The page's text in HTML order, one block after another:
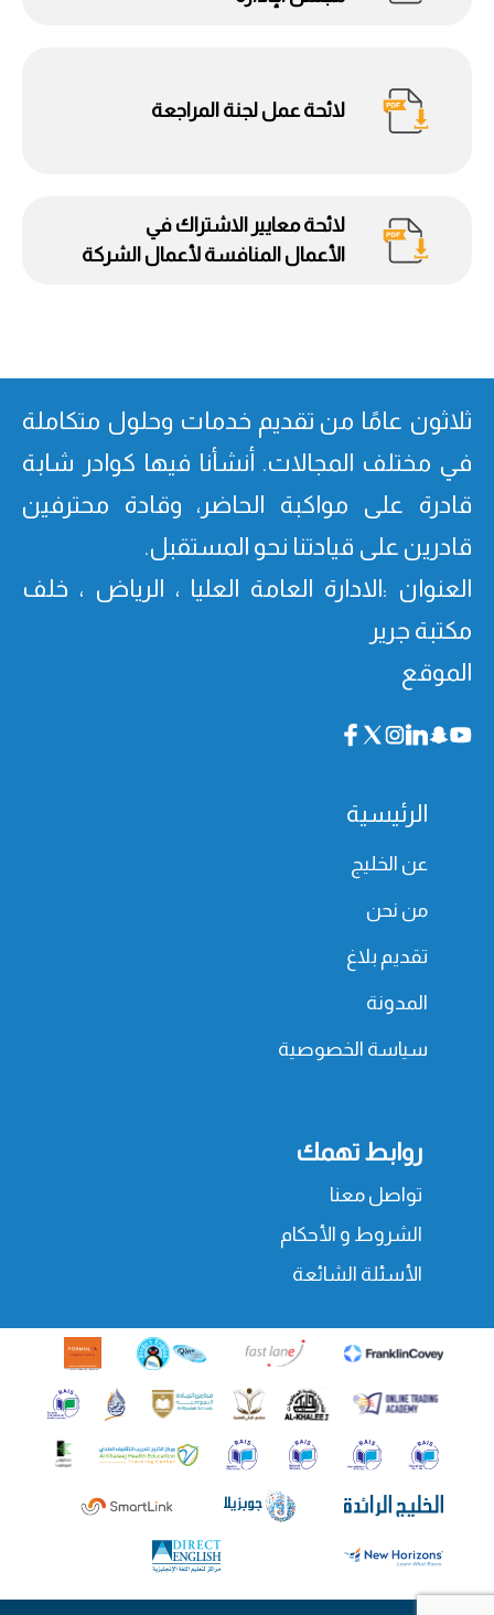
لائحة عمل لجنة المراجعة
لائحة معايير الاشتراك في
الأعمال المنافسة لأعمال الشركة
ثلاثون عامًا من تقدیم خدمات وحلول متكاملة
في مختلف المجالات. أنشأنا فیھا كوادر شابة
قادرة على مواكبة الحاضر، وقادة محترفین
قادرین على قیادتنا نحو المستقبل.
العنوان :الادارة العامة العليا ، الرياض ، خلف
مكتبة جرير
الموقع
الرئيسية
عن الخليج
من نحن
تقديم بلاغ
المدونة
سياسة الخصوصية
روابط تهمك
تواصل معنا
الشروط و الأحكام
الأسئلة الشائعة